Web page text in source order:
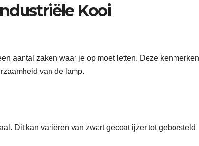
Kooi
aantal zaken waar je op moet letten. Deze kenmerken
van de lamp.
Dit kan variëren van zwart gecoat ijzer tot geborsteld